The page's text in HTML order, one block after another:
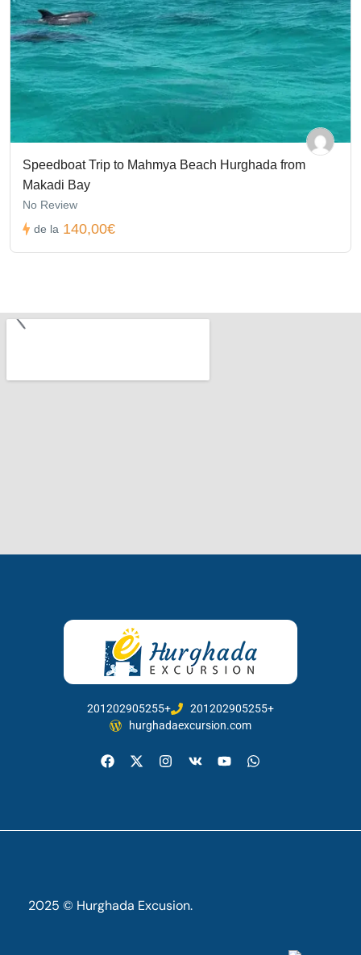
Speedboat Trip to Mahmya Beach Hurghada from
Makadi Bay
No Review
de la 140,00€
201202905255+
201202905255+
hurghadaexcursion.com
2025 © Hurghada Excusion.